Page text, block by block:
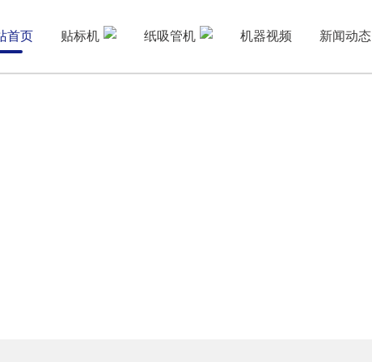
首页 贴标机 纸吸管机 机器视频 新闻动态